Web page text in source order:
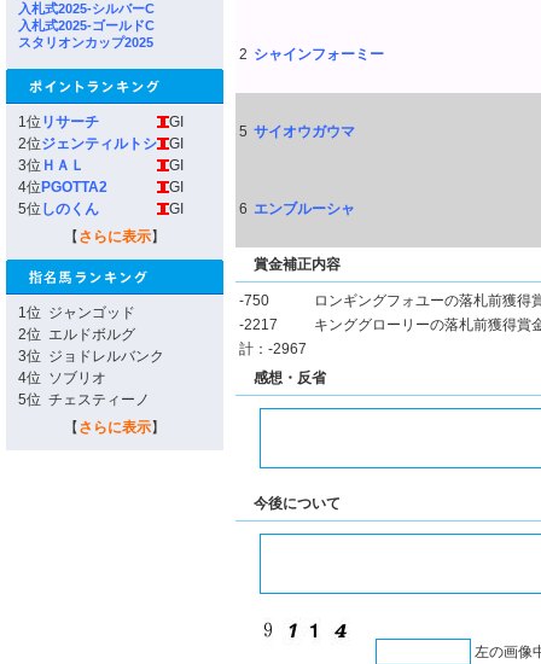
入札式2025-シルバーC
入札式2025-ゴールドC
スタリオンカップ2025
1位 リサーチ
GI
2位ジェンティルトシ
GI
3位 ＨＡＬ
GI
4位 PGOTTA2
GI
5位 しのくん
GI
【 さらに表示】
1位 ジャンゴッド
2位 エルドボルグ
3位 ジョドレルバンク
4位 ソブリオ
5位 チェスティーノ
【 さらに表示】
2 シャインフォーミー
5 サイオウガウマ
6 エンブルーシャ
賞金補正内容
-750
ロンギングフォユーの落札前獲得
-2217
キンググローリーの落札前獲得賞
計：-2967
感想・反省
今後について
左の画像